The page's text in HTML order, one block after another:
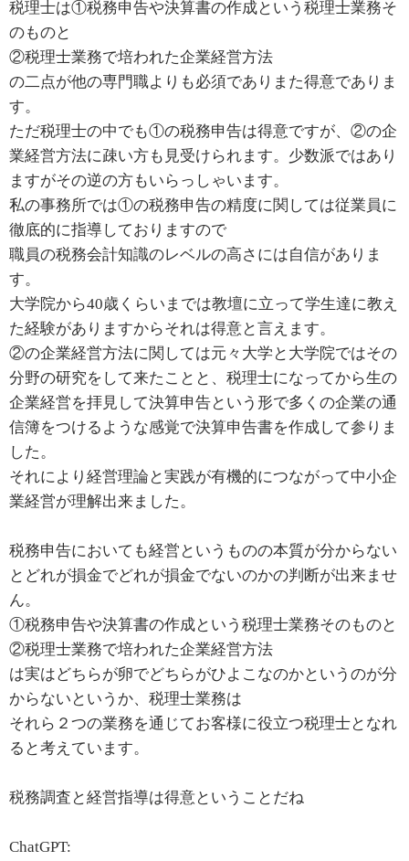
税理士は①税務申告や決算書の作成という税理士業務そ
のものと
②税理士業務で培われた企業経営方法
の二点が他の専門職よりも必須でありまた得意でありま
す。
ただ税理士の中でも①の税務申告は得意ですが、②の企
業経営方法に疎い方も見受けられます。少数派ではあり
ますがその逆の方もいらっしゃいます。
私の事務所では①の税務申告の精度に関しては従業員に
徹底的に指導しておりますので
職員の税務会計知識のレベルの高さには自信がありま
す。
大学院から40歳くらいまでは教壇に立って学生達に教え
た経験がありますからそれは得意と言えます。
②の企業経営方法に関しては元々大学と大学院ではその
分野の研究をして来たことと、税理士になってから生の
企業経営を拝見して決算申告という形で多くの企業の通
信簿をつけるような感覚で決算申告書を作成して参りま
した。
それにより経営理論と実践が有機的につながって中小企
業経営が理解出来ました。
税務申告においても経営というものの本質が分からない
とどれが損金でどれが損金でないのかの判断が出来ませ
ん。
①税務申告や決算書の作成という税理士業務そのものと
②税理士業務で培われた企業経営方法
は実はどちらが卵でどちらがひよこなのかというのが分
からないというか、税理士業務は
それら２つの業務を通じてお客様に役立つ税理士となれ
ると考えています。
税務調査と経営指導は得意ということだね
ChatGPT: